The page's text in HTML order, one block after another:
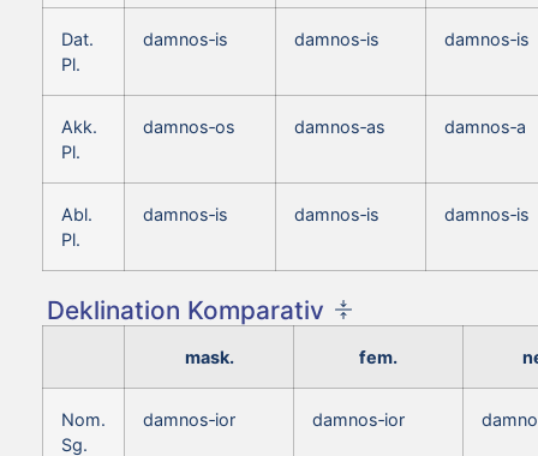
Dat.
Pl.
damnos‑is damnos‑is damnos‑is
Akk.
Pl.
damnos‑os damnos‑as damnos‑a
Abl.
Pl.
damnos‑is damnos‑is damnos‑is
Deklination Komparativ
mask. fem.
Nom.
Sg.
damnos‑ior damnos‑ior